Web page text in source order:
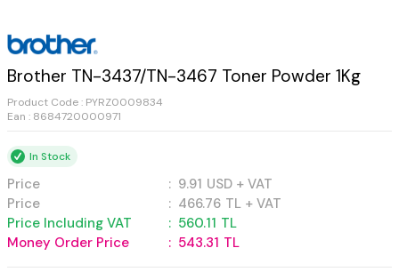
Brother TN-3437/TN-3467 Toner Powder 1Kg
Product Code : PYRZ0009834
Ean : 8684720000971
In Stock
Price : 9.91 USD + VAT
Price
: 466.76 TL + VAT
Price Including VAT
: 560.11 TL
Money Order Price
: 543.31 TL